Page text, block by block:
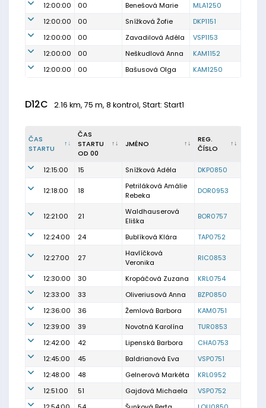
12:00:00
00 Benešová Marie
MLA1250
12:00:00
00 Snížková Žofie
DKP1151
12:00:00
00 Zavadilová Adéla
VSP1153
12:00:00
00 Neškudlová Anna
KAM1152
12:00:00
00 Bašusová Olga KAM1250
D12C 2.16 km, 75 m, 8 kontrol, Start: Start1
ČAS
STARTU
ČAS
STARTU
OD 00
JMÉNO
REG.
ČÍSLO
12:15:00 15 Snížková Adéla DKP0850
12:18:00 18
Petriláková Amálie
Rebeka
DOR0953
12:21:00 21
Waldhauserová
Eliška
BOR0757
12:24:00 24 Bublíková Klára TAP0752
12:27:00 27
Havlíčková
Veronika
RIC0853
12:30:00 30 Kropáčová Zuzana
KRL0754
12:33:00
33 Oliveriusová Anna
BZP0850
12:36:00
36 Žemlová Barbora
KAM0751
12:39:00
39 Novotná Karolína
TUR0853
12:42:00
42 Lipenská Barbora
CHA0753
12:45:00
45 Baldrianová Eva
VSP0751
12:48:00
48 Gelnerová Markéta
KRL0952
12:51:00
51 Gajdová Michaela
VSP0752